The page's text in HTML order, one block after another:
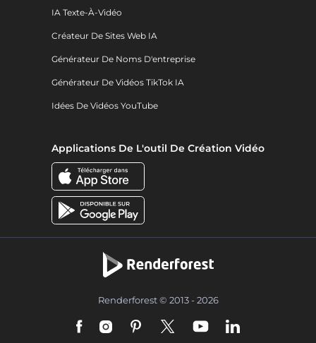
IA Texte-À-Vidéo
Créateur De Sites Web IA
Générateur De Noms D'entreprise
Générateur De Vidéos TikTok IA
Idées De Vidéos YouTube
Applications De L'outil De Création Vidéo
Renderforest © 2013 - 2026